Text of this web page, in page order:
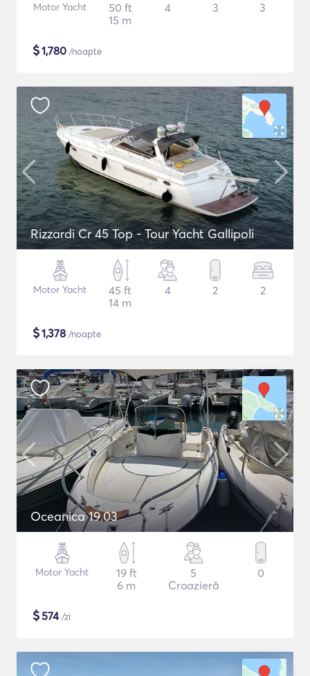
Motor Yacht
50 ft
15 m
4 3 3
$1,780 /noapte
Rizzardi Cr 45 Top - Tour Yacht Gallipoli
Motor Yacht
45 ft
14 m
4 2 2
$1,378 /noapte
Oceanica 19.03
Motor Yacht
19 ft
6 m
5
Croazieră
0
$574/zi